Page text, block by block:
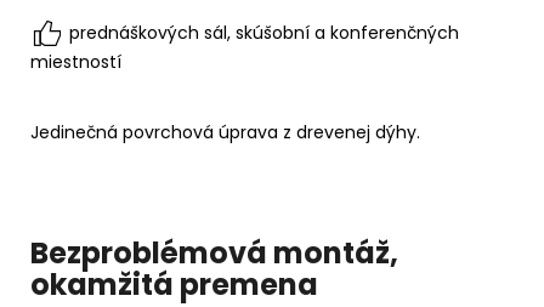
prednáškových sál, skúšobní a konferenčných
miestností
Jedinečná povrchová úprava z drevenej dýhy.
Bezproblémová montáž,
okamžitá premena